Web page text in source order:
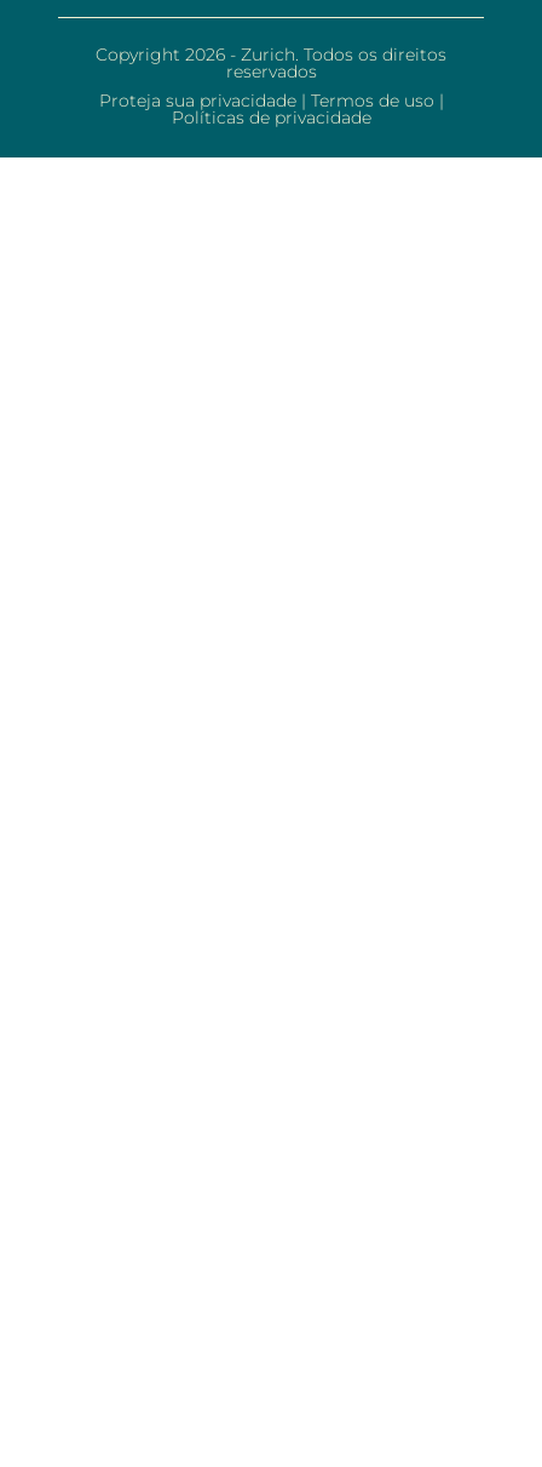
Copyright 2026 - Zurich. Todos os direitos
reservados
Proteja sua privacidade | Termos de uso |
Políticas de privacidade